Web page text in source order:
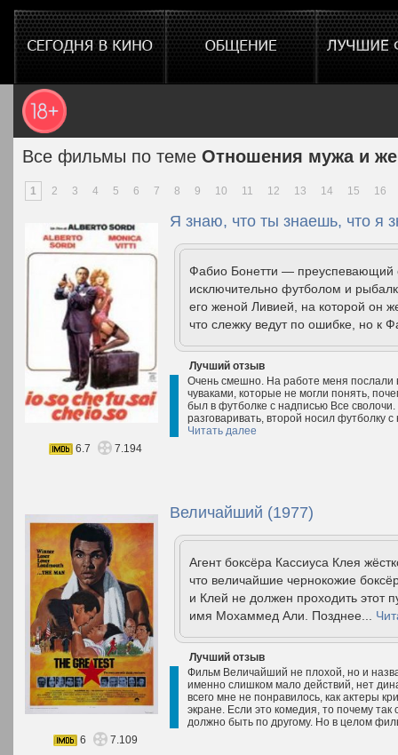
Все фильмы по теме Отношения мужа и
1 2 3 4 5 6 7 8 9 10 11 12 13 14 15 16
Я знаю, что ты знаешь, что я
Фабио Бонетти — преуспевающий
исключительно футболом и
его женой Ливией, на которой он
что слежку ведут по ошибке, но к
Лучший отзыв
Очень смешно. На работе меня послали
чуваками, которые не могли понять,
был в футболке с надписью Все
разговаривать, второй носил футболку
Читать далее
6.7
7.194
Величайший (1977)
Агент боксёра Кассиуса Клея
что величайшие чернокожие
и Клей не должен проходить этот
имя Мохаммед Али. Позднее...
Лучший отзыв
Фильм Величайший не плохой, но и
именно слишком мало действий, нет
всего мне не понравилось, как актеры
экране. Если это комедия, то почему
должно быть по другому. Но в целом
6
7.109